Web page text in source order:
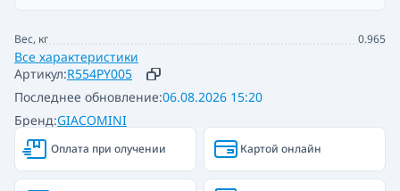
Артикул:R554PY005
Бренд:GIACOMINI
Последнее обновление:06.08.2026 15:20
Вес, кг 0.965
Все характеристики
Оплата при олучении Картой онлайн